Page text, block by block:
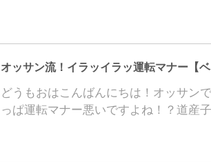
オッサン流！イラッイラッ運転マナー【ベ
どうもおはこんばんにちは！オッサン
っぱ運転マナー悪いですよね！？道産